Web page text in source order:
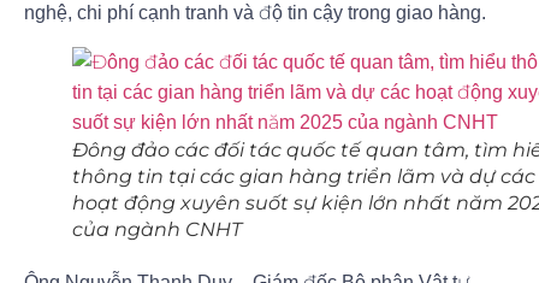
nghệ, chi phí cạnh tranh và độ tin cậy trong giao hàng.
Đông đảo các đối tác quốc tế quan tâm, tìm
thông tin tại các gian hàng triển lãm và dự các
hoạt động xuyên suốt sự kiện lớn nhất năm
của ngành CNHT